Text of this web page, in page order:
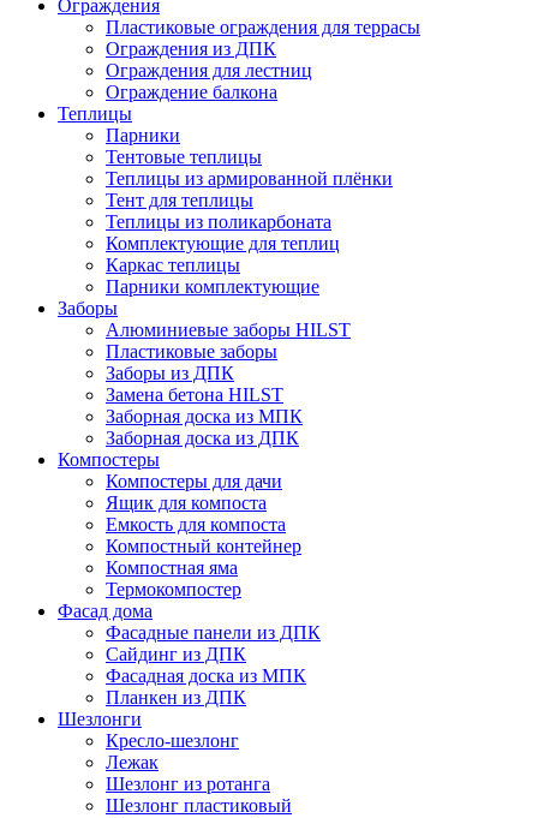
Ограждения
Пластиковые ограждения для террасы
Ограждения из ДПК
Ограждения для лестниц
Ограждение балкона
Теплицы
Парники
Тентовые теплицы
Теплицы из армированной плёнки
Тент для теплицы
Теплицы из поликарбоната
Комплектующие для теплиц
Каркас теплицы
Парники комплектующие
Заборы
Алюминиевые заборы HILST
Пластиковые заборы
Заборы из ДПК
Замена бетона HILST
Заборная доска из МПК
Заборная доска из ДПК
Компостеры
Компостеры для дачи
Ящик для компоста
Емкость для компоста
Компостный контейнер
Компостная яма
Термокомпостер
Фасад дома
Фасадные панели из ДПК
Сайдинг из ДПК
Фасадная доска из МПК
Планкен из ДПК
Шезлонги
Кресло-шезлонг
Лежак
Шезлонг из ротанга
Шезлонг пластиковый